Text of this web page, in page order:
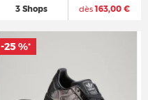
3 Shops dès163,00 €
-25 %*